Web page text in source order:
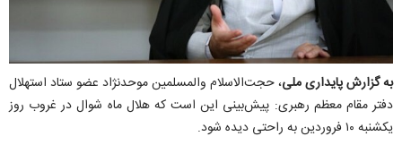
به گزارش پایداری ملی، حجت‌الاسلام والمسلمین موحدنژاد عضو ستاد استهلال
دفتر مقام معظم رهبری: پیش‌بینی این است که هلال ماه شوال در غروب روز
یکشنبه ۱۰ فروردین به راحتی دیده شود.